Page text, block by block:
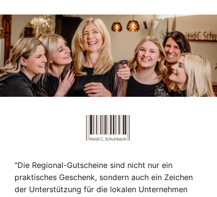
"Die Regional-Gutscheine sind nicht nur ein
praktisches Geschenk, sondern auch ein Zeichen
der Unterstützung für die lokalen Unternehmen